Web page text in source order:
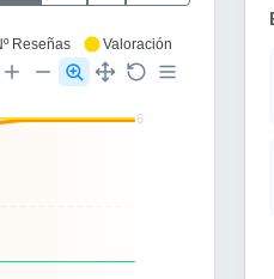
6
Reseñas Valoración